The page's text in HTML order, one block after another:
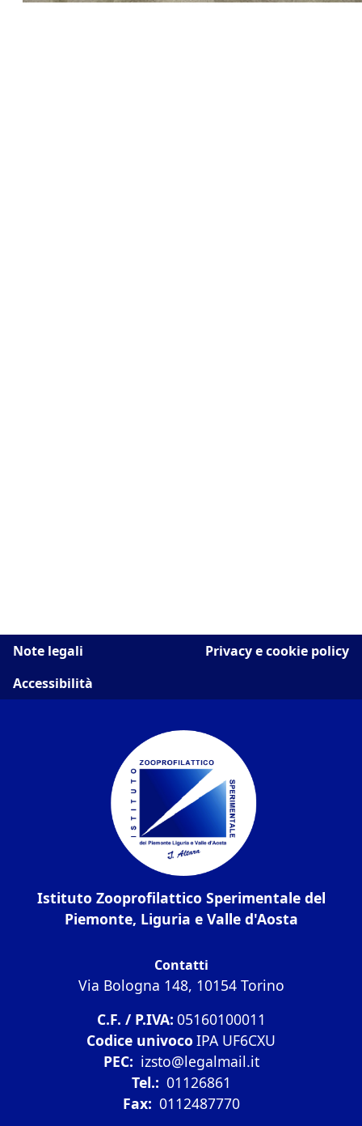
Note legali
Privacy e cookie policy
Accessibilità
Istituto Zooprofilattico Sperimentale del
Piemonte, Liguria e Valle d'Aosta
Contatti
Via Bologna 148, 10154 Torino
C.F. / P.IVA: 05160100011
Codice univoco IPA UF6CXU
PEC: izsto@legalmail.it
Tel.: 01126861
Fax: 0112487770